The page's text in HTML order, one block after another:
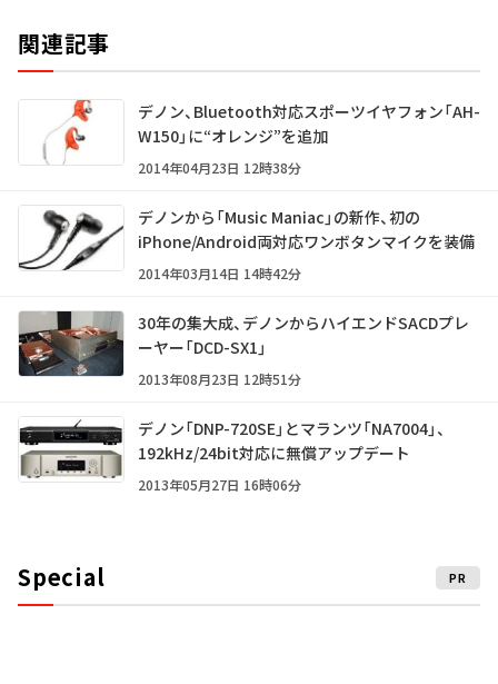
関連記事
デノン、Bluetooth対応スポーツイヤフォン「AH-
W150」に“オレンジ”を追加
2014年04月23日 12時38分
デノンから「Music Maniac」の新作、初の
iPhone/Android両対応ワンボタンマイクを装備
2014年03月14日 14時42分
30年の集大成、デノンからハイエンドSACDプレ
ーヤー「DCD-SX1」
2013年08月23日 12時51分
デノン「DNP-720SE」とマランツ「NA7004」、
192kHz/24bit対応に無償アップデート
2013年05月27日 16時06分
Special PR